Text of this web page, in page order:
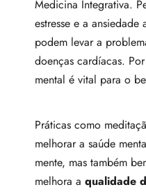
Medicina Integrativa.
estresse e a
podem levar a
doenças cardíacas.
mental é vital para o
Práticas como
melhorar a saúde
mente, mas também
melhora a qualidade